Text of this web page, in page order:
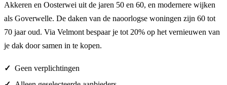
Akkeren en Oosterwei uit de jaren 50 en 60, en modernere wijken
als Goverwelle. De daken van de naoorlogse woningen zijn 60 tot
70 jaar oud. Via Velmont bespaar je tot 20% op het vernieuwen van
je dak door samen in te kopen.
Geen verplichtingen